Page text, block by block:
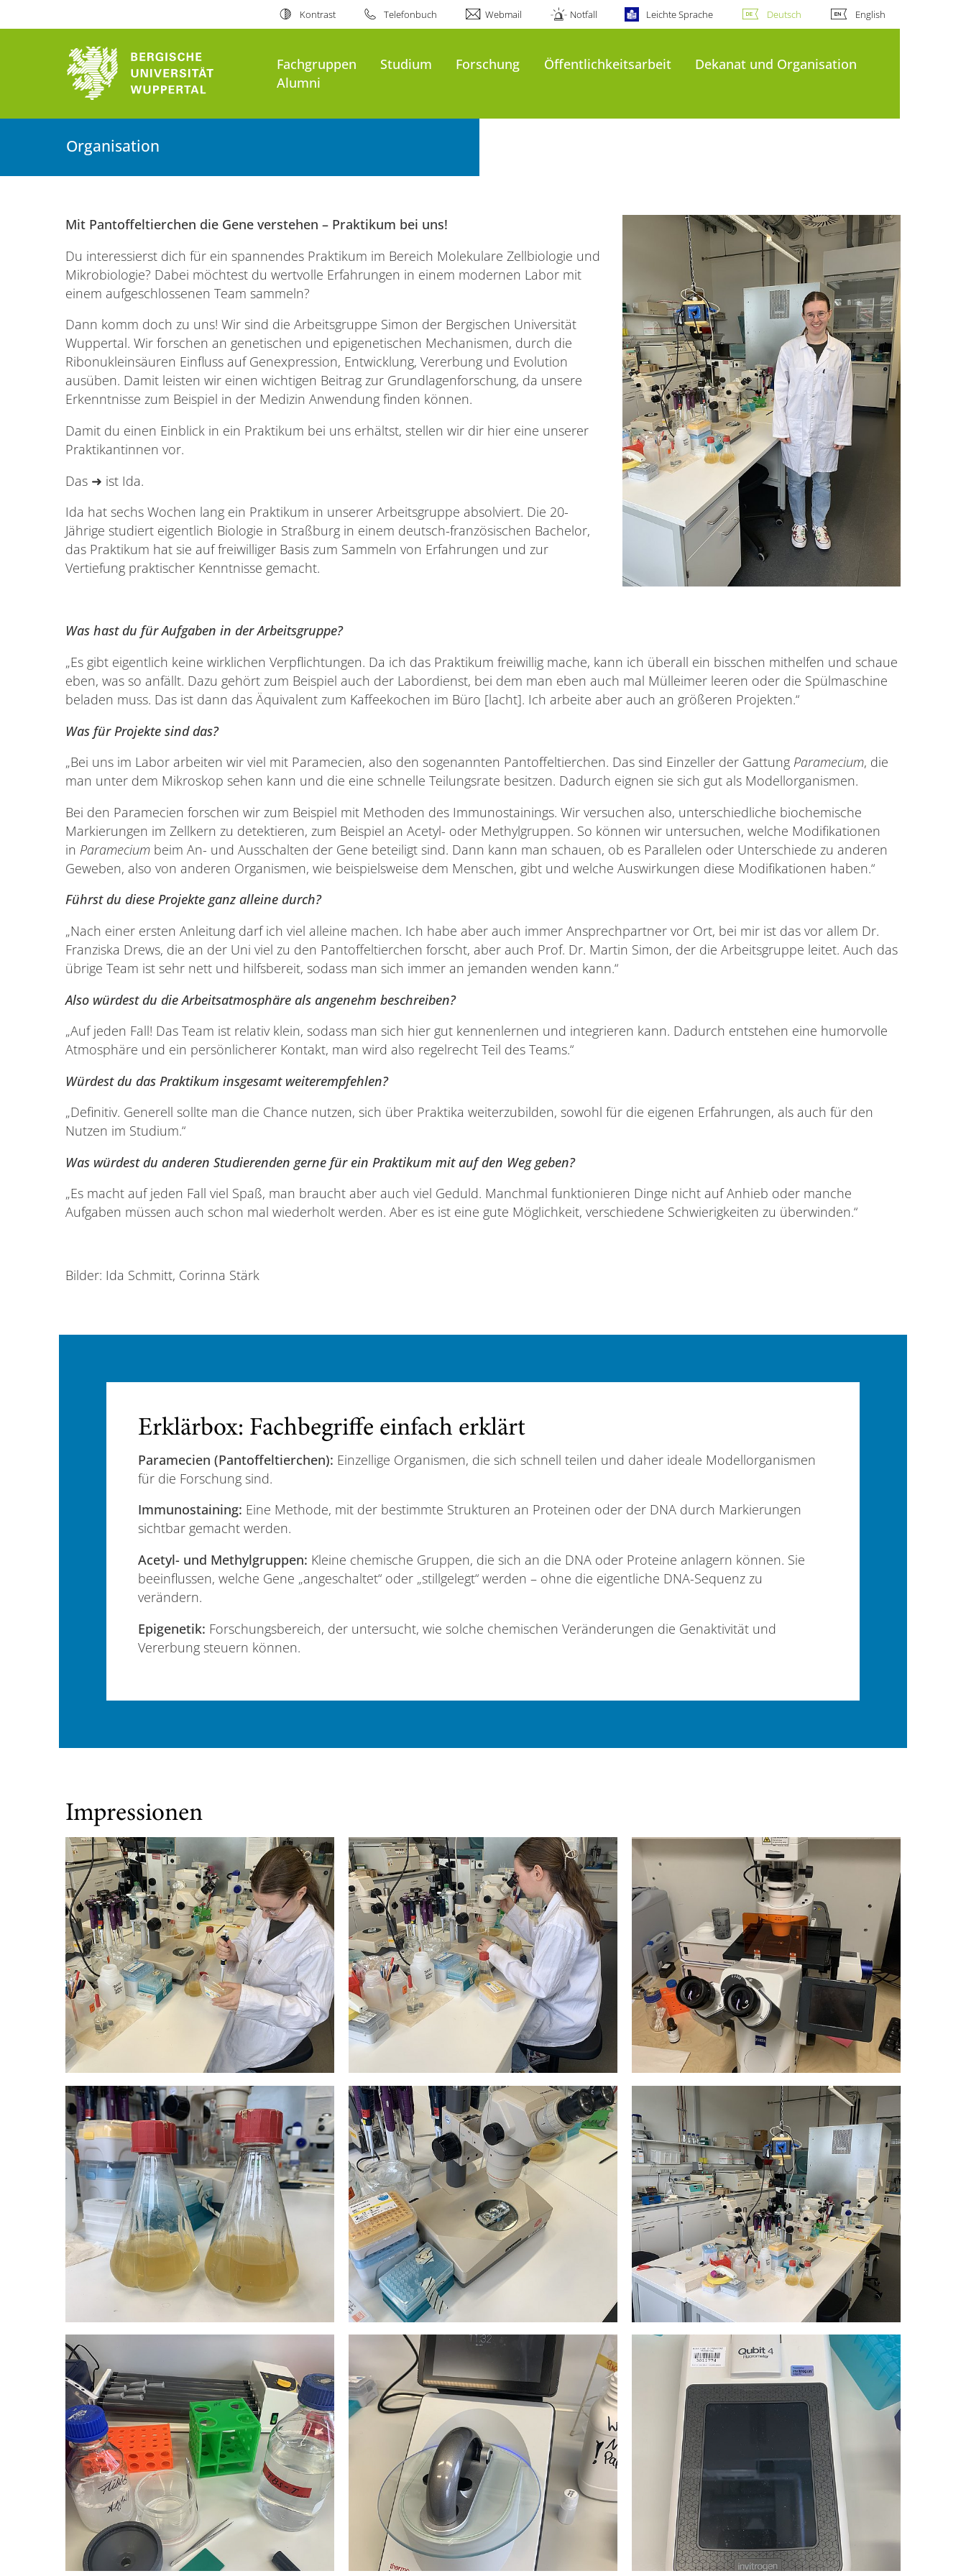
Kontrast Telefonbuch Webmail Notfall Leichte Sprache Deutsch English
Fachgruppen Studium Forschung Öffentlichkeitsarbeit
Dekanat und Organisation
Alumni
Organisation
Bergische Universität Wuppertal
Mit Pantoffeltierchen die Gene verstehen – Praktikum bei uns!
Du interessierst dich für ein spannendes Praktikum im Bereich Molekulare Zellbiologie und
Mikrobiologie? Dabei möchtest du wertvolle Erfahrungen in einem modernen Labor mit
einem aufgeschlossenen Team sammeln?
Dann komm doch zu uns! Wir sind die Arbeitsgruppe Simon der Bergischen Universität
Wuppertal. Wir forschen an genetischen und epigenetischen Mechanismen, durch die
Ribonukleinsäuren Einfluss auf Genexpression, Entwicklung, Vererbung und Evolution
ausüben. Damit leisten wir einen wichtigen Beitrag zur Grundlagenforschung, da unsere
Erkenntnisse zum Beispiel in der Medizin Anwendung finden können.
Damit du einen Einblick in ein Praktikum bei uns erhältst, stellen wir dir hier eine unserer
Praktikantinnen vor.
Das ➜ ist Ida.
Ida hat sechs Wochen lang ein Praktikum in unserer Arbeitsgruppe absolviert. Die 20-
Jährige studiert eigentlich Biologie in Straßburg in einem deutsch-französischen Bachelor,
das Praktikum hat sie auf freiwilliger Basis zum Sammeln von Erfahrungen und zur
Vertiefung praktischer Kenntnisse gemacht.
Was hast du für Aufgaben in der Arbeitsgruppe?
„Es gibt eigentlich keine wirklichen Verpflichtungen. Da ich das Praktikum freiwillig mache, kann ich überall ein bisschen mithelfen und schaue
eben, was so anfällt. Dazu gehört zum Beispiel auch der Labordienst, bei dem man eben auch mal Mülleimer leeren oder die Spülmaschine
beladen muss. Das ist dann das Äquivalent zum Kaffeekochen im Büro [lacht]. Ich arbeite aber auch an größeren Projekten.“
Was für Projekte sind das?
„Bei uns im Labor arbeiten wir viel mit Paramecien, also den sogenannten Pantoffeltierchen. Das sind Einzeller der Gattung Paramecium, die
man unter dem Mikroskop sehen kann und die eine schnelle Teilungsrate besitzen. Dadurch eignen sie sich gut als Modellorganismen.
Bei den Paramecien forschen wir zum Beispiel mit Methoden des Immunostainings. Wir versuchen also, unterschiedliche biochemische
Markierungen im Zellkern zu detektieren, zum Beispiel an Acetyl- oder Methylgruppen. So können wir untersuchen, welche Modifikationen
in Paramecium beim An- und Ausschalten der Gene beteiligt sind. Dann kann man schauen, ob es Parallelen oder Unterschiede zu anderen
Geweben, also von anderen Organismen, wie beispielsweise dem Menschen, gibt und welche Auswirkungen diese Modifikationen haben.“
Führst du diese Projekte ganz alleine durch?
„Nach einer ersten Anleitung darf ich viel alleine machen. Ich habe aber auch immer Ansprechpartner vor Ort, bei mir ist das vor allem Dr.
Franziska Drews, die an der Uni viel zu den Pantoffeltierchen forscht, aber auch Prof. Dr. Martin Simon, der die Arbeitsgruppe leitet. Auch das
übrige Team ist sehr nett und hilfsbereit, sodass man sich immer an jemanden wenden kann.“
Also würdest du die Arbeitsatmosphäre als angenehm beschreiben?
„Auf jeden Fall! Das Team ist relativ klein, sodass man sich hier gut kennenlernen und integrieren kann. Dadurch entstehen eine humorvolle
Atmosphäre und ein persönlicherer Kontakt, man wird also regelrecht Teil des Teams.“
Würdest du das Praktikum insgesamt weiterempfehlen?
„Definitiv. Generell sollte man die Chance nutzen, sich über Praktika weiterzubilden, sowohl für die eigenen Erfahrungen, als auch für den
Nutzen im Studium.“
Was würdest du anderen Studierenden gerne für ein Praktikum mit auf den Weg geben?
„Es macht auf jeden Fall viel Spaß, man braucht aber auch viel Geduld. Manchmal funktionieren Dinge nicht auf Anhieb oder manche
Aufgaben müssen auch schon mal wiederholt werden. Aber es ist eine gute Möglichkeit, verschiedene Schwierigkeiten zu überwinden.“
Bilder: Ida Schmitt, Corinna Stärk
Erklärbox: Fachbegriffe einfach erklärt
Paramecien (Pantoffeltierchen): Einzellige Organismen, die sich schnell teilen und daher ideale Modellorganismen
für die Forschung sind.
Immunostaining: Eine Methode, mit der bestimmte Strukturen an Proteinen oder der DNA durch Markierungen
sichtbar gemacht werden.
Acetyl- und Methylgruppen: Kleine chemische Gruppen, die sich an die DNA oder Proteine anlagern können. Sie
beeinflussen, welche Gene „angeschaltet“ oder „stillgelegt“ werden – ohne die eigentliche DNA-Sequenz zu
verändern.
Epigenetik: Forschungsbereich, der untersucht, wie solche chemischen Veränderungen die Genaktivität und
Vererbung steuern können.
Impressionen